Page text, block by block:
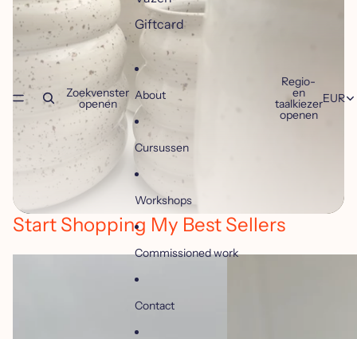
Zoekvenster
openen
Giftcard
About
Cursussen
Workshops
Commissioned work
Contact
Regio-
en
taalkiezer
openen
EUR
Start Shopping My Best Sellers